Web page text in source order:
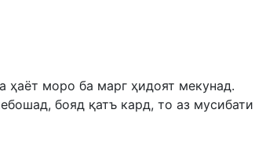
ҳаёт моро ба марг ҳидоят мекунад.
бояд қатъ кард, то аз мусибати